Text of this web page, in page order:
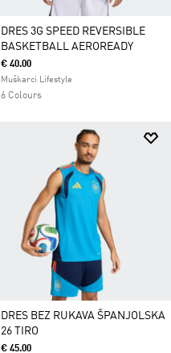
DRES 3G SPEED REVERSIBLE
BASKETBALL AEROREADY
€ 40.00
Muškarci Lifestyle
6 Colours
DRES BEZ RUKAVA ŠPANJOLSKA
26 TIRO
€ 45.00